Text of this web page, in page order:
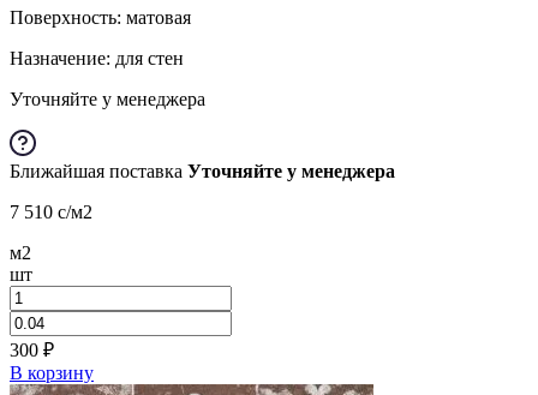
Поверхность: матовая
Назначение: для стен
Уточняйте у менеджера
Ближайшая поставка Уточняйте у менеджера
7 510 c/м2
м2
шт
300 ₽
В корзину